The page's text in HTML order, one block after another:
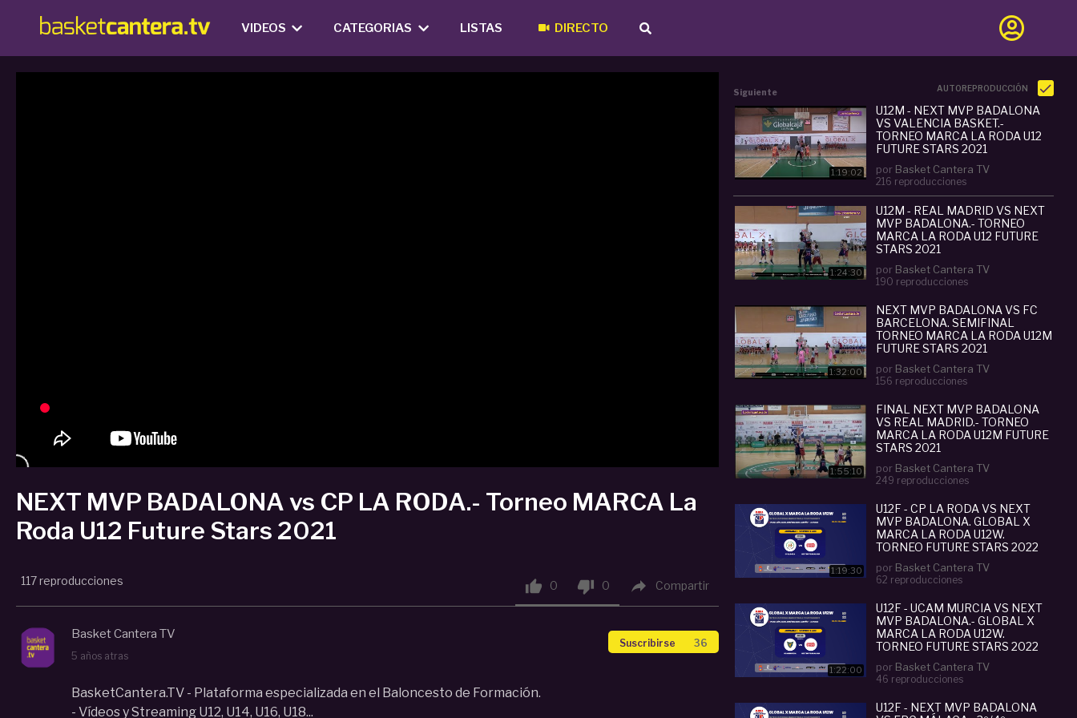
VIDEOS CATEGORIAS LISTAS DIRECTO
NEXT MVP BADALONA vs CP LA RODA.- Torneo MARCA La
Roda U12 Future Stars 2021
117 reproducciones  0  0  Compartir
Basket Cantera TV
5 años atras
Suscribirse 36
BasketCantera.TV - Plataforma especializada en el Baloncesto de Formación.
- Vídeos y Streaming U12, U14, U16, U18...
Siguiente AUTOREPRODUCCIÓN
1:19:02
U12M - NEXT MVP BADALONA
VS VALENCIA BASKET.-
TORNEO MARCA LA RODA U12
FUTURE STARS 2021
por Basket Cantera TV
216 reproducciones
1:24:30
U12M - REAL MADRID VS NEXT
MVP BADALONA.- TORNEO
MARCA LA RODA U12 FUTURE
STARS 2021
por Basket Cantera TV
190 reproducciones
1:32:00
NEXT MVP BADALONA VS FC
BARCELONA. SEMIFINAL
TORNEO MARCA LA RODA U12M
FUTURE STARS 2021
por Basket Cantera TV
156 reproducciones
1:55:10
FINAL NEXT MVP BADALONA
VS REAL MADRID.- TORNEO
MARCA LA RODA U12M FUTURE
STARS 2021
por Basket Cantera TV
249 reproducciones
1:19:30
U12F - CP LA RODA VS NEXT
MVP BADALONA. GLOBAL X
MARCA LA RODA U12W.
TORNEO FUTURE STARS 2022
por Basket Cantera TV
62 reproducciones
1:22:00
U12F - UCAM MURCIA VS NEXT
MVP BADALONA.- GLOBAL X
MARCA LA RODA U12W.
TORNEO FUTURE STARS 2022
por Basket Cantera TV
46 reproducciones
U12F - NEXT MVP BADALONA